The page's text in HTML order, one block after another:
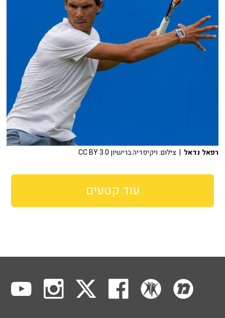
רפאל נדאל | צילום: ויקיפדיה ברישיון CC BY 3.0
עוד קטעים